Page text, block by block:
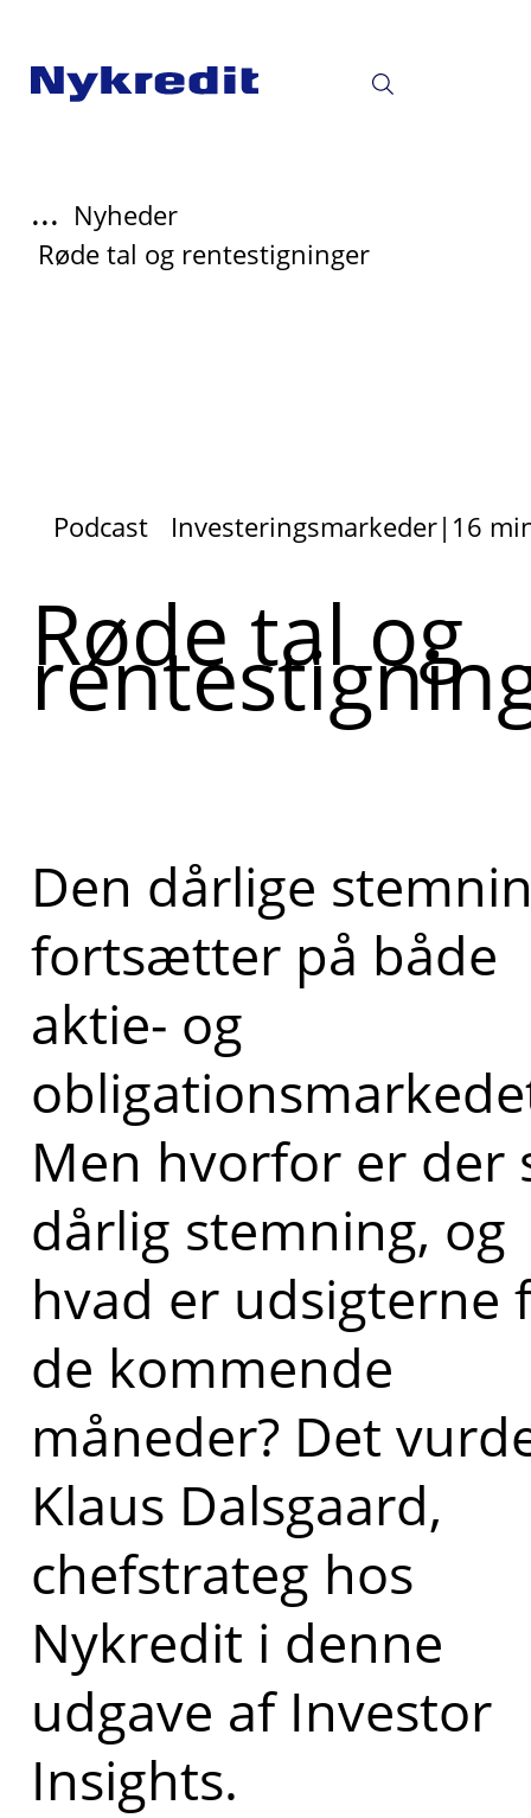
... Nyheder
Røde tal og rentestigninger
Podcast Investeringsmarkeder| 16
Røde tal og
Den dårlige
fortsætter på både
aktie- og
Men hvorfor er der
dårlig stemning, og
hvad er udsigterne
de kommende
måneder? Det
Klaus Dalsgaard,
chefstrateg hos
Nykredit i denne
udgave af Investor
Insights.